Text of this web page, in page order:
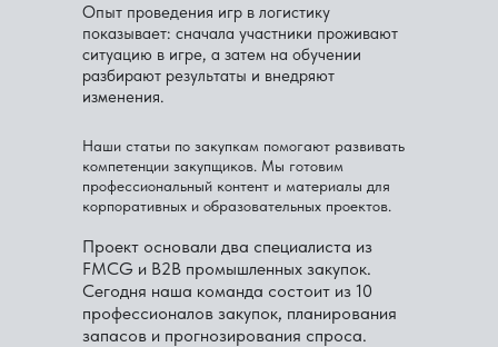
Проект основали два специалиста из
FMCG и B2B промышленных закупок.
Сегодня наша команда состоит из 10
профессионалов закупок, планирования
запасов и прогнозирования спроса.
Наши статьи по закупкам помогают развивать
компетенции закупщиков. Мы готовим
профессиональный контент и материалы для
корпоративных и образовательных проектов.
Опыт проведения игр в логистику
показывает: сначала участники проживают
ситуацию в игре, а затем на обучении
разбирают результаты и внедряют
изменения.